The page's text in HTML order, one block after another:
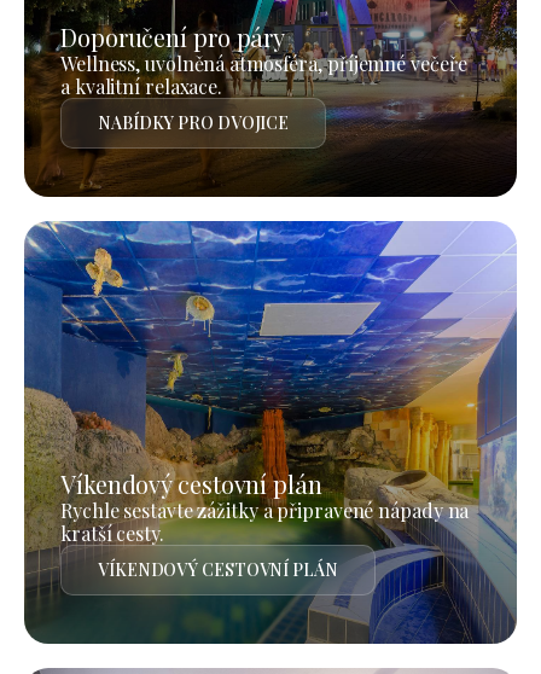
Doporučení pro páry
Wellness, uvolněná atmosféra, příjemné večeře
a kvalitní relaxace.
NABÍDKY PRO DVOJICE
Víkendový cestovní plán
Rychle sestavte zážitky a připravené nápady na
kratší cesty.
VÍKENDOVÝ CESTOVNÍ PLÁN